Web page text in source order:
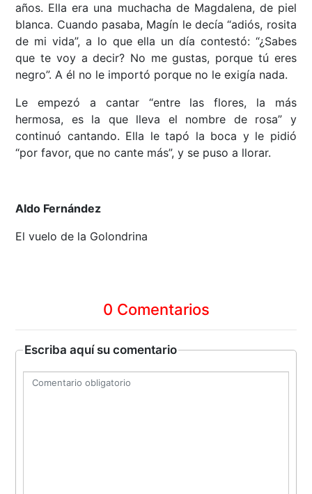
años. Ella era una muchacha de Magdalena, de piel
blanca. Cuando pasaba, Magín le decía “adiós, rosita
de mi vida”, a lo que ella un día contestó: “¿Sabes
que te voy a decir? No me gustas, porque tú eres
negro”. A él no le importó porque no le exigía nada.
Le empezó a cantar “entre las flores, la más
hermosa, es la que lleva el nombre de rosa” y
continuó cantando. Ella le tapó la boca y le pidió
“por favor, que no cante más”, y se puso a llorar.
Aldo Fernández
El vuelo de la Golondrina
0 Comentarios
Escriba aquí su comentario